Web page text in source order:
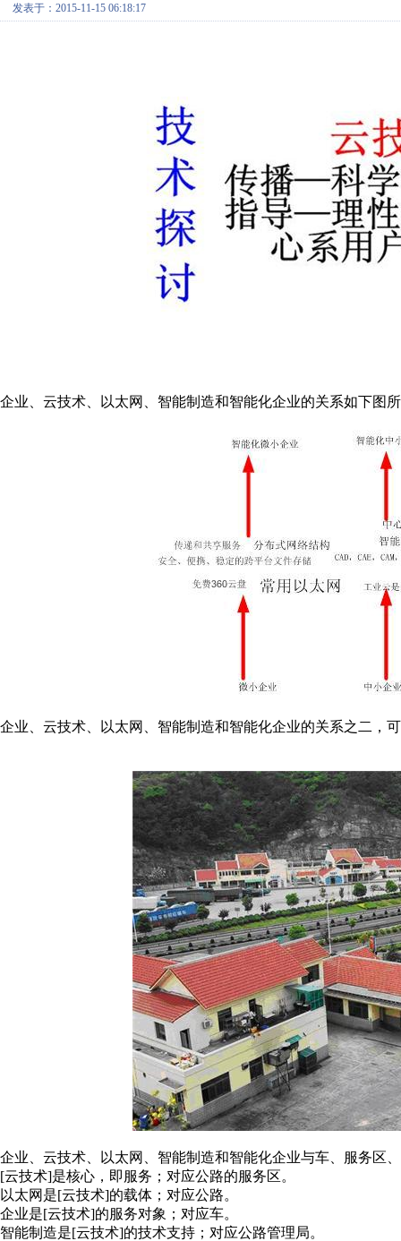
发表于：2015-11-15 06:18:17
企业、云技术、以太网、智能制造和智能化企业的关系如下图
企业、云技术、以太网、智能制造和智能化企业的关系之二，
企业、云技术、以太网、智能制造和智能化企业与车、服务区
[云技术]是核心，即服务；对应公路的服务区。
以太网是[云技术]的载体；对应公路。
企业是[云技术]的服务对象；对应车。
智能制造是[云技术]的技术支持；对应公路管理局。